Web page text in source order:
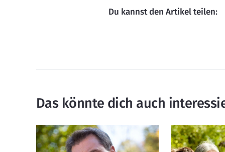
Du kannst den Artikel teilen:
Das könnte dich auch